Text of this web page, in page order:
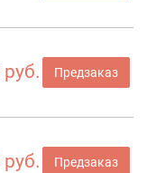
Предзаказ
Предзаказ